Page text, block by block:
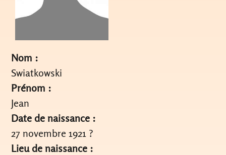
Nom :
Swiatkowski
Prénom :
Jean
Date de naissance :
27 novembre 1921 ?
Lieu de naissance :